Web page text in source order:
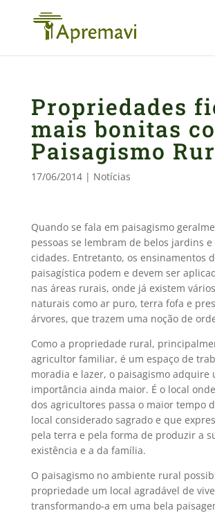
Propriedades
mais bonitas
Paisagismo
17/06/2014| Notícias
Quando se fala em paisagismo
pessoas se lembram de belos jardins e
cidades. Entretanto, os ensinamentos
paisagística podem e devem ser
nas áreas rurais, onde já existem
naturais como ar puro, terra fofa e
árvores, que trazem uma noção de
Como a propriedade rural,
agricultor familiar, é um espaço de
moradia e lazer, o paisagismo adquire
importância ainda maior. É o local
dos agricultores passa o maior tempo
local considerado sagrado e que
pela terra e pela forma de produzir a
existência e a da família.
O paisagismo no ambiente rural
propriedade um local agradável de
transformando-a em uma bela